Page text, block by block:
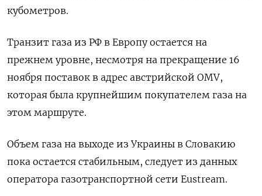
кубометров.
Транзит газа из РФ в Европу остается на
прежнем уровне, несмотря на прекращение 16
ноября поставок в адрес австрийской OMV,
которая была крупнейшим покупателем газа на
этом маршруте.
Объем газа на выходе из Украины в Словакию
пока остается стабильным, следует из данных
оператора газотранспортной сети Eustream.